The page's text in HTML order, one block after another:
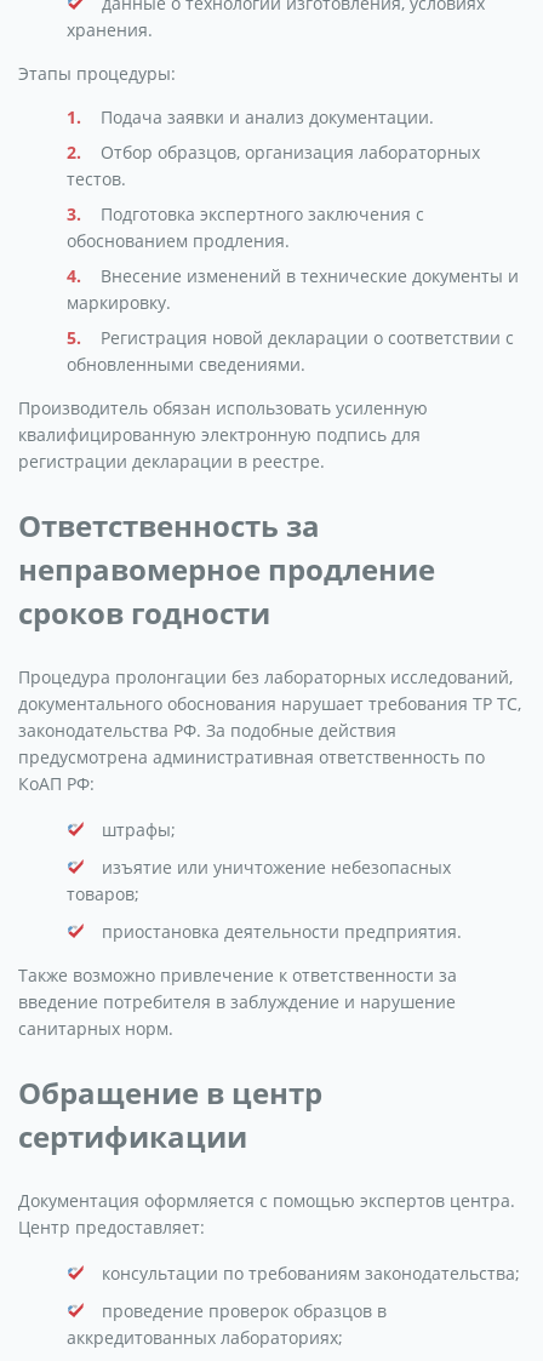
хранения.
Этапы процедуры:
Подача заявки и анализ документации.
Отбор образцов, организация лабораторных
тестов.
Подготовка экспертного заключения с
обоснованием продления.
Внесение изменений в технические документы и
маркировку.
Регистрация новой декларации о соответствии с
обновленными сведениями.
Производитель обязан использовать усиленную
квалифицированную электронную подпись для
регистрации декларации в реестре.
Ответственность за
неправомерное продление
сроков годности
Процедура пролонгации без лабораторных исследований,
документального обоснования нарушает требования ТР ТС,
законодательства РФ. За подобные действия
предусмотрена административная ответственность по
КоАП РФ:
штрафы;
изъятие или уничтожение небезопасных
товаров;
приостановка деятельности предприятия.
Также возможно привлечение к ответственности за
введение потребителя в заблуждение и нарушение
санитарных норм.
Обращение в центр
сертификации
Документация оформляется с помощью экспертов центра.
Центр предоставляет:
консультации по требованиям законодательства;
проведение проверок образцов в
аккредитованных лабораториях;